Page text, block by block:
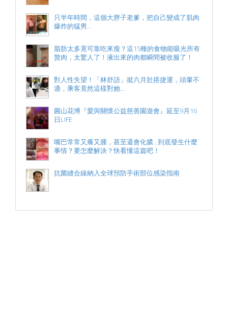
只半年時間，這個大胖子老爹，把自己變成了肌肉
爆炸的猛男...
脂肪太多竟可靠吃來瘦？這15種的食物能吸光所有
贅肉，太驚人了！液出來的肉都瞬間被收服了！
對人性失望！「林舒語」挺六月肚搭捷運，頭暈不
適，乘客竟然這樣對她…
圓山花博『愛與關懷公益慈善園遊會』延至9月16
日LIFE
嘴巴常常又癢又腫，甚至還會化膿...到底發生什麼
事情？要怎麼解決？快看懂這篇吧！
抗菌縫合線納入全球預防手術部位感染指南